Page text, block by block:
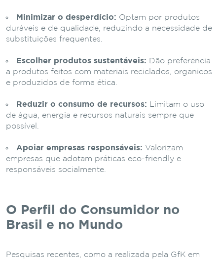
Minimizar o desperdício: Optam por produtos
duráveis e de qualidade, reduzindo a necessidade de
substituições frequentes.
Escolher produtos sustentáveis: Dão preferência
a produtos feitos com materiais reciclados, orgânicos
e produzidos de forma ética.
Reduzir o consumo de recursos: Limitam o uso
de água, energia e recursos naturais sempre que
possível.
Apoiar empresas responsáveis: Valorizam
empresas que adotam práticas eco-friendly e
responsáveis socialmente.
O Perfil do Consumidor no
Brasil e no Mundo
Pesquisas recentes, como a realizada pela GfK em